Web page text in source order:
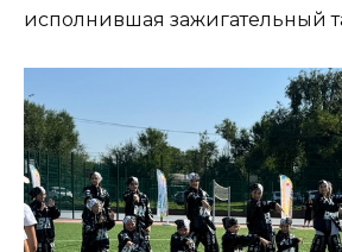
исполнившая зажигательный